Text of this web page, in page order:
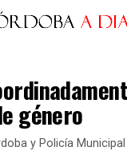
género
y Policía Municipal